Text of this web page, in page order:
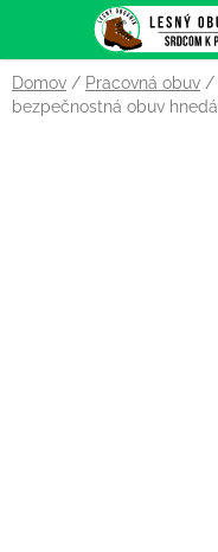
obsah
Domov / Pracovná obuv /
bezpečnostná obuv hnedá